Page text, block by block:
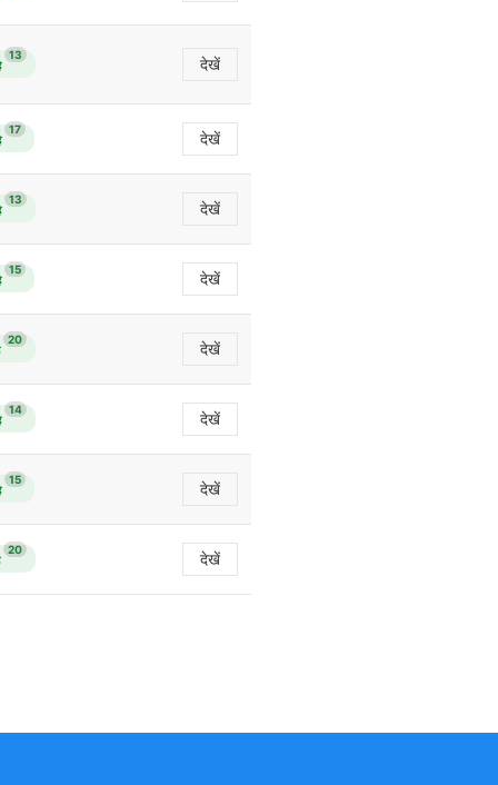
13 देखें
17 देखें
13 देखें
15 देखें
20 देखें
14 देखें
15 देखें
20 देखें